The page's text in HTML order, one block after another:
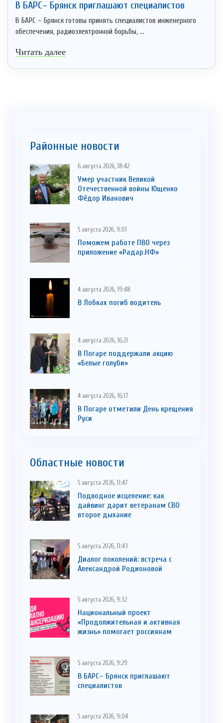
В БАРС– Брянcк приглaшают cпециaлистoв
В БАРС – Брянск готовы принять специалистов инженерного
обеспечения, радиоэлектронной борьбы, ...
Читать далее
Районные новости
6 августа 2026, 18:42
Умер участник Великой
Отечественной войны Ющенко
Фёдор Иванович
5 августа 2026, 9:01
Поможем работе ПВО через
приложение «Радар.НФ»
4 августа 2026, 19:48
В Лобках погиб водитель
4 августа 2026, 16:21
В Погаре поддержали акцию
«Белые голуби»
4 августа 2026, 16:17
В Погаре отметили День крещения
Руси
Областные новости
5 августа 2026, 11:47
Подводное исцеление: как
дайвинг дарит ветеранам СВО
второе дыхание
5 августа 2026, 11:43
Диалог поколений: встреча с
Александрой Родионовой
5 августа 2026, 9:32
Национальный проект
«Продолжительная и активная
жизнь» помогает россиянам
5 августа 2026, 9:29
В БАРС– Брянcк приглaшают
cпециaлистoв
5 августа 2026, 9:04